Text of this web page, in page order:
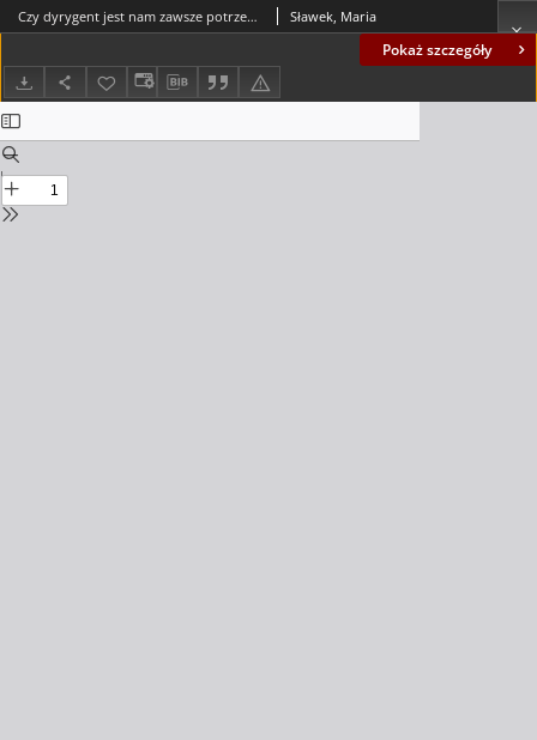
Pokaż szczegóły
Czy dyrygent jest nam zawsze potrzebny? Praca z orkiestrą młodzieżową "od pulpitu" - refleksje = Do we always need a conductor? Serving as a concertmaster in the conductorless youth chamber orchestra - reflections Sławek, Maria